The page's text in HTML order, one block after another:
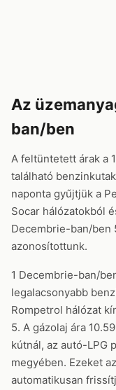
Az
ban/ben
A feltüntetett árak a
található
naponta gyűjtjük a
Socar hálózatokból
Decembrie-ban/ben
azonosítottunk.
1 Decembrie-ban/
legalacsonyabb
Rompetrol hálózat
5. A gázolaj ára
kútnál, az autó-LPG
megyében. Ezeket
automatikusan